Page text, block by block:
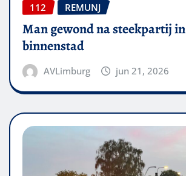
112 REMUNJ
Man gewond na steekpartij in
binnenstad
AVLimburg jun 21, 2026